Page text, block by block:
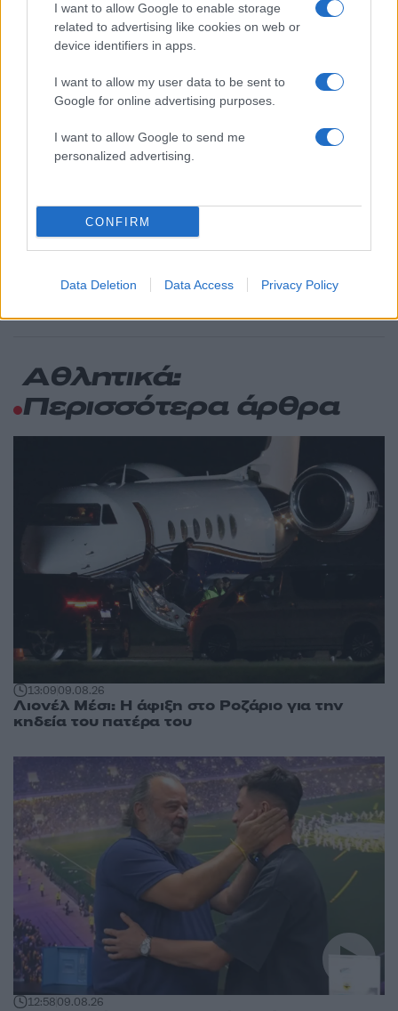
I want to allow Google to enable storage
related to advertising like cookies on web or
device identifiers in apps.
I want to allow my user data to be sent to
Google for online advertising purposes.
I want to allow Google to send me
personalized advertising.
CONFIRM
Data Deletion Data Access Privacy Policy
Απίστευτο κι όμως αληθινό -
Aναστέλλονται τα τακτικά ραντεβού του
αγγειοχειρουργού του νοσοκομείου
γιατρού
Στην Κρήτη ο Κυριάκος Μητσοτάκης,
συνεχίζει τις ολιγοήμερες διακοπές του –
Πού βρέθηκε το Σάββατο
σκηνή
73
ανάμεσά τους 130 σχολικά
Αθλητικά:
Περισσότερα άρθρα
13:0909.08.26
Λιονέλ Μέσι: Η άφιξη στο Ροζάριο για την
κηδεία του πατέρα του
12:5809.08.26